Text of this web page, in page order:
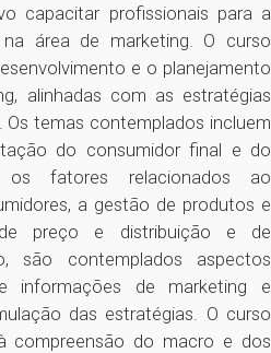
capacitar profissionais para a
área de marketing. O curso
e o planejamento
alinhadas com as estratégias
temas contemplados incluem
do consumidor final e do
os fatores relacionados ao
a gestão de produtos e
preço e distribuição e de
são contemplados aspectos
informações de marketing e
das estratégias. O curso
compreensão do macro e dos